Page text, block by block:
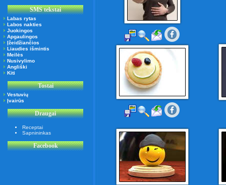
SMS tekstai
Labas rytas
Labos nakties
Juokingos
Apgaulingos
Įžeidžiančios
Liaudies išmintis
Meilės
Nusivylimo
Angliški
Kiti
Tostai
Vestuvių
Įvairūs
Draugai
Receptai
Sapnininkas
Facebook